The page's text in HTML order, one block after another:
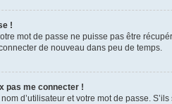
!
mot de passe ne puisse pas être
de nouveau dans peu de temps.
pas me connecter !
d’utilisateur et votre mot de passe.